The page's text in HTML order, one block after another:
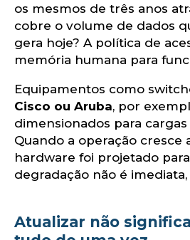
os mesmos de três anos
cobre o volume de dados
gera hoje? A política de
memória humana para
Equipamentos como
Cisco ou Aruba, por
dimensionados para
Quando a operação cresce
hardware foi projetado
degradação não é
Atualizar não